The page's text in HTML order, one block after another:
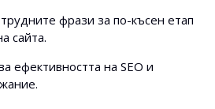
фрази за по-късен етап
сайта.
ефективността на SEO и